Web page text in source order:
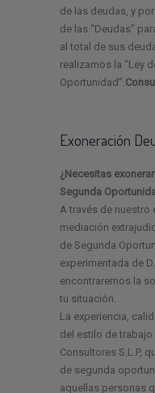
de las deudas, y
de las “Deudas”
al total de sus
realizamos la “Ley
Oportunidad”.
Exoneración
¿Necesitas
Segunda
A través de
mediación
de Segunda
experimentada de
encontraremos la
tu situación.
La experiencia,
del estilo de
Consultores S.L.P,
de segunda
aquellas personas